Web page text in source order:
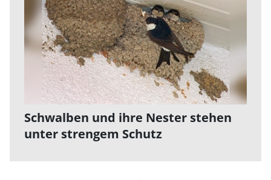
Schwalben und ihre Nester stehen
unter strengem Schutz